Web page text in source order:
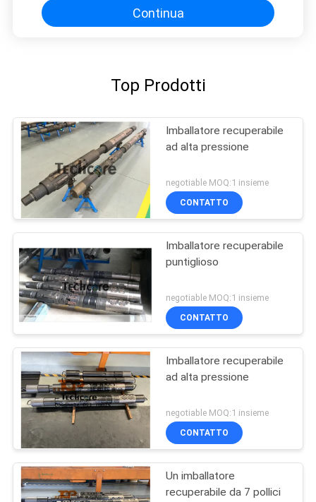
Continua
Top Prodotti
Imballatore recuperabile
ad alta pressione
negotiable MOQ:1 insieme
CONTATTO
Imballatore recuperabile
puntiglioso
negotiable MOQ:1 insieme
CONTATTO
Imballatore recuperabile
ad alta pressione
negotiable MOQ:1 insieme
CONTATTO
Un imballatore
recuperabile da 7 pollici